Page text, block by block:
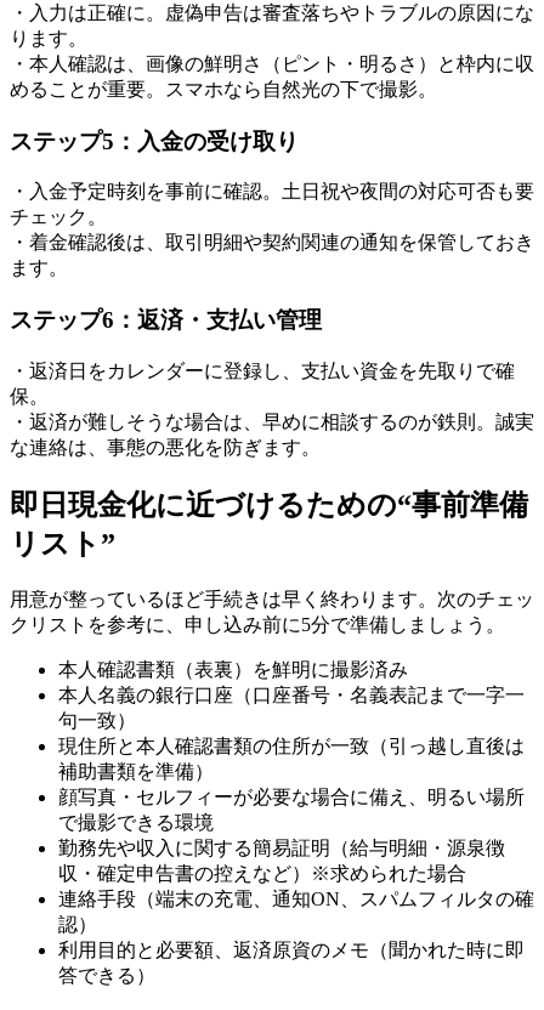
・入力は正確に。虚偽申告は審査落ちやトラブルの原因にな
ります。
・本人確認は、画像の鮮明さ（ピント・明るさ）と枠内に収
めることが重要。スマホなら自然光の下で撮影。
ステップ5：入金の受け取り
・入金予定時刻を事前に確認。土日祝や夜間の対応可否も要
チェック。
・着金確認後は、取引明細や契約関連の通知を保管しておき
ます。
ステップ6：返済・支払い管理
・返済日をカレンダーに登録し、支払い資金を先取りで確
保。
・返済が難しそうな場合は、早めに相談するのが鉄則。誠実
な連絡は、事態の悪化を防ぎます。
即日現金化に近づけるための“事前準備
リスト”
用意が整っているほど手続きは早く終わります。次のチェッ
クリストを参考に、申し込み前に5分で準備しましょう。
本人確認書類（表裏）を鮮明に撮影済み
本人名義の銀行口座（口座番号・名義表記まで一字一
句一致）
現住所と本人確認書類の住所が一致（引っ越し直後は
補助書類を準備）
顔写真・セルフィーが必要な場合に備え、明るい場所
で撮影できる環境
勤務先や収入に関する簡易証明（給与明細・源泉徴
収・確定申告書の控えなど）※求められた場合
連絡手段（端末の充電、通知ON、スパムフィルタの確
認）
利用目的と必要額、返済原資のメモ（聞かれた時に即
答できる）